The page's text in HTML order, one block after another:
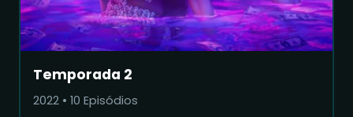
Temporada 2
2022 • 10 Episódios